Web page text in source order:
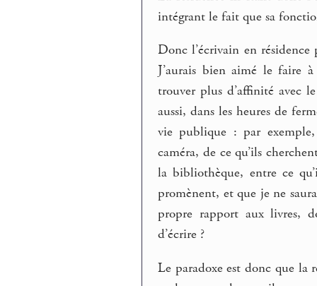
intégrant le fait que sa
Donc l’écrivain en
J’aurais bien aimé le faire
trouver plus d’affinité avec
aussi, dans les heures de
vie publique : par
caméra, de ce qu’ils
la bibliothèque, entre ce
promènent, et que je ne
propre rapport aux livres,
d’écrire ?
Le paradoxe est donc que la